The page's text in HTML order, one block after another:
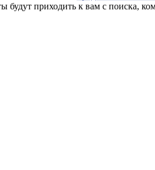
приходить к вам с поиска,